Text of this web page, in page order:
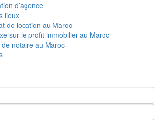
d’agence
lieux
de location au Maroc
sur le profit immobilier au Maroc
de notaire au Maroc